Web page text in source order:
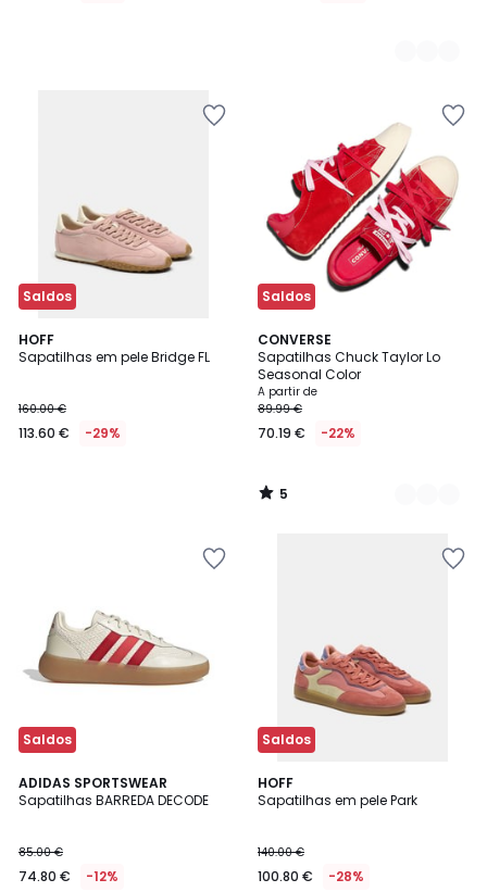
Saldos
HOFF
Sapatilhas em pele Bridge FL
160.00 €
113.60 € -29%
Saldos
CONVERSE
Sapatilhas Chuck Taylor Lo
Seasonal Color
A partir de
89.99 €
70.19 € -22%
5
/
5
2
Cores
5
/
Saldos
ADIDAS SPORTSWEAR
Sapatilhas BARREDA DECODE
85.00 €
74.80 € -12%
4,9
/ 5
Saldos
HOFF
Sapatilhas em pele Park
140.00 €
100.80 € -28%